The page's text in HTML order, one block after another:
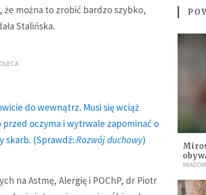
można to zrobić bardzo szybko,
Stalińska.
do wewnątrz. Musi się wciąż
oczyma i wytrwale zapominać o
skarb. (Sprawdź: Rozwój duchowy)
na Astmę, Alergię i POChP, dr Piotr